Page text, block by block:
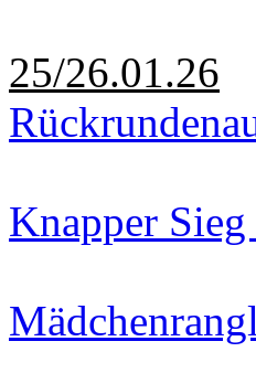
25/26.01.26
Knapper